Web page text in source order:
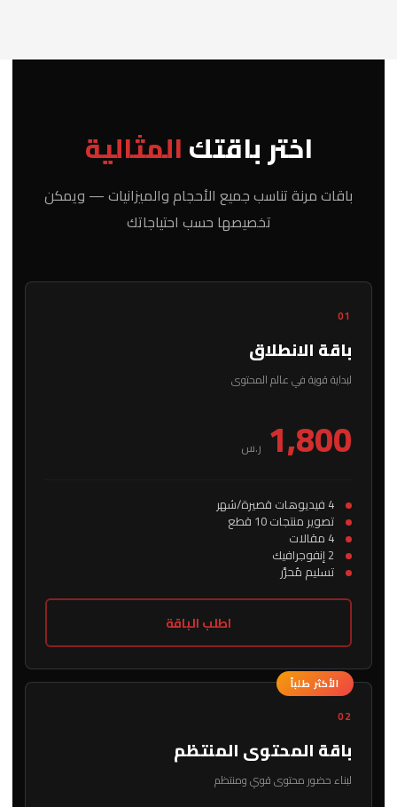
اختر باقتكالمثالية
باقات مرنة تناسب جميع الأحجام والميزانيات — ويمكن
تخصيصها حسب احتياجاتك
01
باقة الانطلاق
لبداية قوية في عالم المحتوى
1,800 ر.س
4 فيديوهات قصيرة/شهر
تصوير منتجات 10 قطع
4 مقالات
2 إنفوجرافيك
تسليم مُحرَّر
اطلب الباقة
الأكثر طلباً
02
باقة المحتوى المنتظم
لبناء حضور محتوى قوي ومنتظم